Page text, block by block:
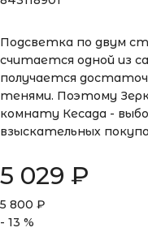
Подсветка по двум
считается одной из
получается
тенями. Поэтому
комнату Кесада -
взыскательных
5 029 ₽
5 800 ₽
- 13 %